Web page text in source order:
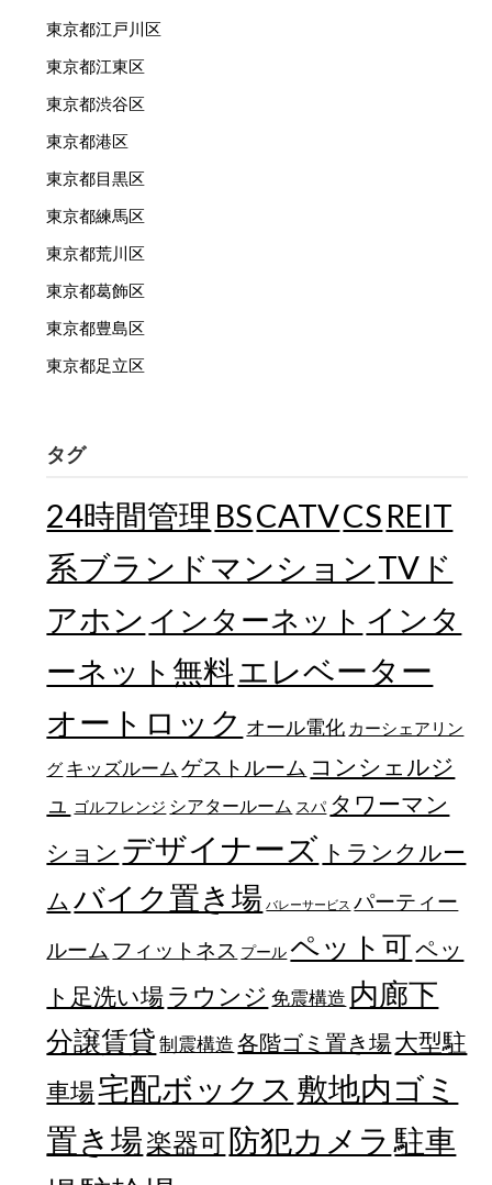
東京都江戸川区
東京都江東区
東京都渋谷区
東京都港区
東京都目黒区
東京都練馬区
東京都荒川区
東京都葛飾区
東京都豊島区
東京都足立区
タグ
24時間管理 BSCATVCS REIT
系ブランドマンション TVド
アホン インターネット インタ
ーネット無料エレベーター
オートロック オール電化 カーシェアリン
グ キッズルーム ゲストルーム コンシェルジ
ュ
ゴルフレンジ シアタールーム スパ タワーマン
ション デザイナーズ トランクルー
ム バイク置き場 バレーサービス パーティー
ルーム フィットネス プール ペット可ペッ
ト足洗い場 ラウンジ 免震構造 内廊下
分譲賃貸 制震構造 各階ゴミ置き場大型駐
車場宅配ボックス 敷地内ゴミ
置き場楽器可防犯カメラ 駐車